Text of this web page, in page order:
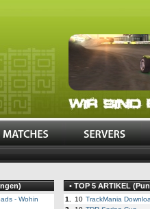
- Wohin
• TOP 5 ARTIKEL
1. 10 TrackMania